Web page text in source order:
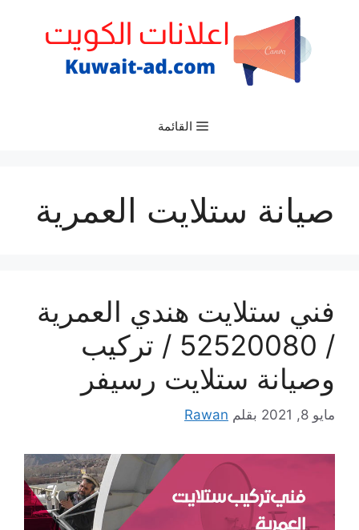
القائمة
صيانة ستلايت العمرية
فني ستلايت هندي العمرية
/ 52520080 / تركيب
وصيانة ستلايت رسيفر
مايو 8, 2021 بقلم Rawan